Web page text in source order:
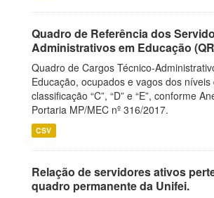
Quadro de Referência dos
Administrativos em Educação
Quadro de Cargos Técnico-
Educação, ocupados e vagos dos níveis
classificação “C”, “D” e “E”, conforme
Portaria MP/MEC nº 316/2017.
CSV
Relação de servidores ativos
quadro permanente da Unifei.